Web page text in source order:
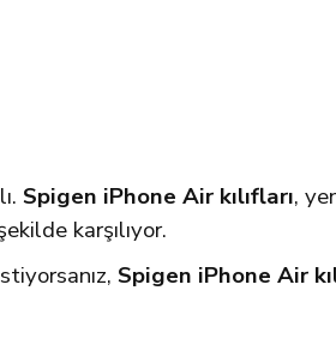
Spigen iPhone Air kılıfları,
karşılıyor.
Spigen iPhone Air